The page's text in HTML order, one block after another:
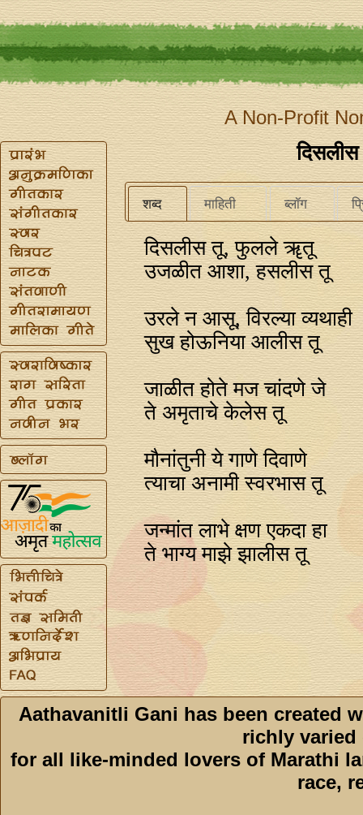
A Non-Profit
शब्द माहिती ब्लॉग
दिसलीस तू, फुलले ॠतू
उजळीत आशा, हसलीस तू
उरले न आसू, विरल्या व्यथाही
सुख होऊनिया आलीस तू
जाळीत होते मज चांदणे जे
ते अमृताचे केलेस तू
मौनांतुनी ये गाणे दिवाणे
त्याचा अनामी स्वरभास तू
जन्मांत लाभे क्षण एकदा हा
ते भाग्य माझे झालीस तू
Aathavanitli Gani has been created
richly varied
for all like-minded lovers of Marathi
race,